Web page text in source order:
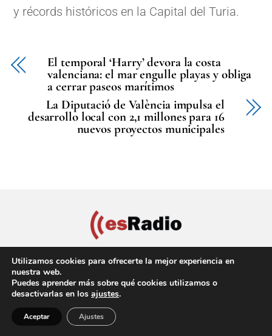
y récords históricos en la Capital del Turia.
El temporal ‘Harry’ devora la costa
valenciana: el mar engulle playas y obliga
a cerrar paseos marítimos
La Diputació de València impulsa el
desarrollo local con 2,1 millones para 16
nuevos proyectos municipales
Política de privacidad Aviso Legal Política de cookies
Copyright © 2022 EsRadio Valencia, All Rights Reserved
Utilizamos cookies para ofrecerte la mejor experiencia en
nuestra web.
Puedes aprender más sobre qué cookies utilizamos o
desactivarlas en los ajustes.
Aceptar Ajustes